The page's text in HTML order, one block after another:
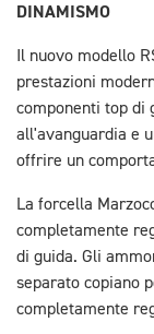
DINAMISMO
Il nuovo modello
prestazioni
componenti top di
all'avanguardia e
offrire un
La forcella
completamente
di guida. Gli
separato copiano
completamente